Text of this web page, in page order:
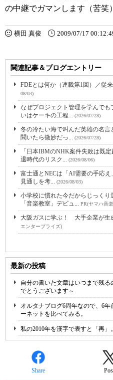
の中継でガマンします（苦笑）
横田 真俊 2009/07/17
関連記事＆ブログエントリー
FDEとは何か（連載第1回）／従
08/03)
なぜプロジェクト管理を学んで
いはケーキの工程... (2026/07/28)
冬の冷たい海で叫んだ英雄の名
聞いたら微妙だっ... (2026/07/28)
「日本IBMのNHK案件失敗は既
退時代のリスク... (2026/08/06)
富士通とNECは「AI需要の手応
見通しを考... (2026/08/03)
小学校に慣れた今だからじっく
「音楽教室」デビュ... PR(ヤマハ音
大阪ガスに学ぶ！ 大手企業が生
エンタープライズ)
最新の投稿
自分の書いた文章はいつまで
でとうございます～
オルタナブログ6周年なので、6
ーネットを比べてみる。
私の2010年を漢字で表すと「再」
Share